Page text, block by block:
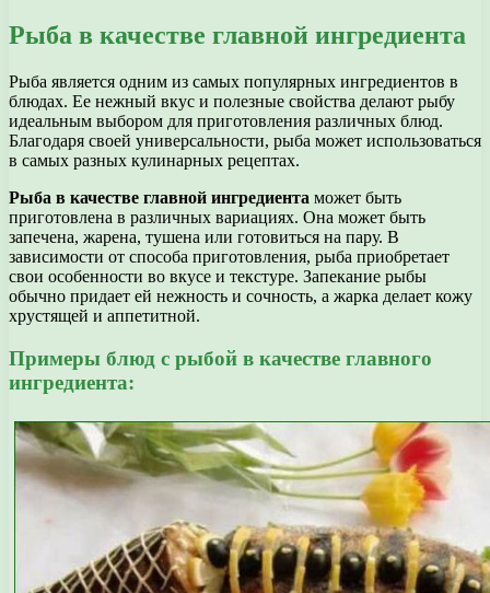
Рыба в качестве главной ингредиента
Рыба является одним из самых популярных ингредиентов в
блюдах. Ее нежный вкус и полезные свойства делают рыбу
идеальным выбором для приготовления различных блюд.
Благодаря своей универсальности, рыба может использоваться
в самых разных кулинарных рецептах.
Рыба в качестве главной ингредиента может быть
приготовлена в различных вариациях. Она может быть
запечена, жарена, тушена или готовиться на пару. В
зависимости от способа приготовления, рыба приобретает
свои особенности во вкусе и текстуре. Запекание рыбы
обычно придает ей нежность и сочность, а жарка делает кожу
хрустящей и аппетитной.
Примеры блюд с рыбой в качестве главного
ингредиента: